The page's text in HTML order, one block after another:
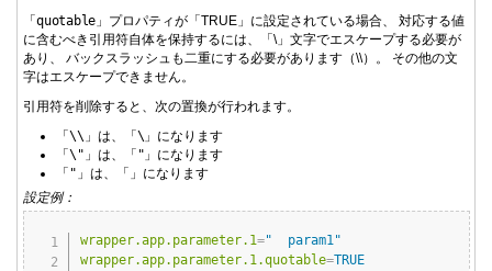
「 quotable 」プロパティが「TRUE」に設定されている場合、 対応する値
に含むべき引用符自体を保持するには、「\」文字でエスケープする必要が
あり、 バックスラッシュも二重にする必要があります（\\）。 その他の文
字はエスケープできません。
引用符を削除すると、次の置換が行われます。
「 \\ 」は、「 \ 」になります
「 \" 」は、「 " 」になります
「 " 」は、「 」になります
設定例：
wrapper.app.parameter.1="  param1"
wrapper.app.parameter.1.quotable=TRUE